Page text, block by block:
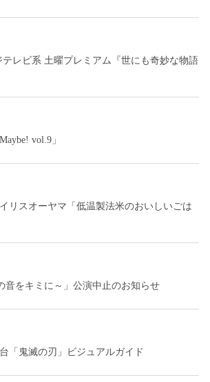
テレビ系 土曜プレミアム『世にも奇妙な物語
vol.9」
リスオーヤマ「低温製法米のおいしいごは
音をキミに～」公演中止のお知らせ
「鬼滅の刃」ビジュアルガイド